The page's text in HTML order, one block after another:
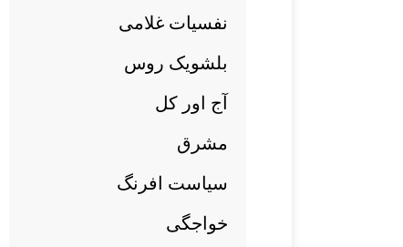
نفسيات غلامی
بلشويک روس
آج اور کل
مشرق
سياست افرنگ
خواجگی